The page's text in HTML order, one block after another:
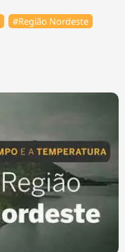
#Região Nordeste